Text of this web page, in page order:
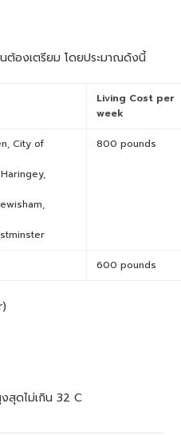
นต้องเตรียม โดยประมาณดังนี้
Living Cost per
week
City of
800 pounds
600 pounds
สุดไม่เกิน 32 C